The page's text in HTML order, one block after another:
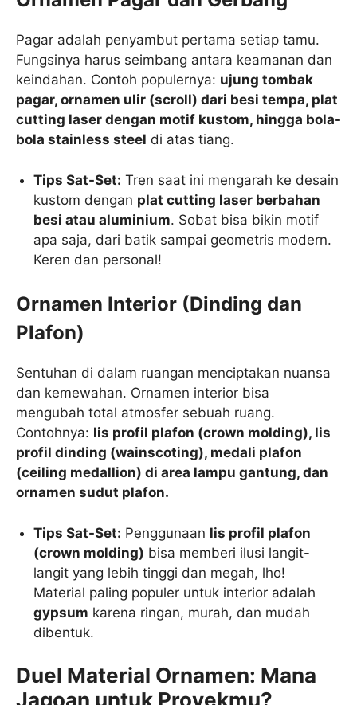
Pagar adalah penyambut pertama setiap tamu.
Fungsinya harus seimbang antara keamanan dan
keindahan. Contoh populernya: ujung tombak
pagar, ornamen ulir (scroll) dari besi tempa, plat
cutting laser dengan motif kustom, hingga bola-
bola stainless steel di atas tiang.
Tips Sat-Set: Tren saat ini mengarah ke desain
kustom dengan plat cutting laser berbahan
besi atau aluminium. Sobat bisa bikin motif
apa saja, dari batik sampai geometris modern.
Keren dan personal!
Ornamen Interior (Dinding dan
Plafon)
Sentuhan di dalam ruangan menciptakan nuansa
dan kemewahan. Ornamen interior bisa
mengubah total atmosfer sebuah ruang.
Contohnya: lis profil plafon (crown molding), lis
profil dinding (wainscoting), medali plafon
(ceiling medallion) di area lampu gantung, dan
ornamen sudut plafon.
Tips Sat-Set: Penggunaan lis profil plafon
(crown molding) bisa memberi ilusi langit-
langit yang lebih tinggi dan megah, lho!
Material paling populer untuk interior adalah
gypsum karena ringan, murah, dan mudah
dibentuk.
Duel Material Ornamen: Mana
Jagoan untuk Proyekmu?